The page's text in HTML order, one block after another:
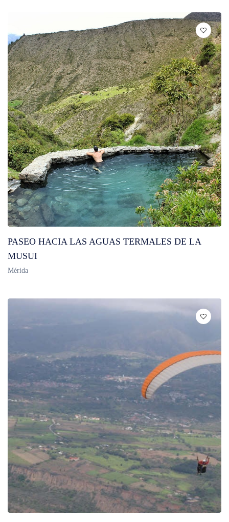
PASEO HACIA LAS AGUAS TERMALES DE LA
MUSUI
Mérida